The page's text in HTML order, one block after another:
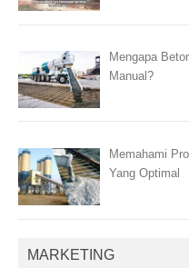
Mengapa
Manual?
Memahami
Yang Optimal
MARKETING